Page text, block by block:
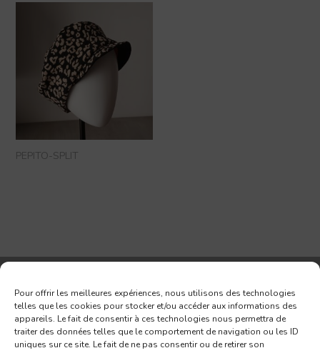
Pour offrir les meilleures expériences, nous utilisons des technologies
telles que les cookies pour stocker et/ou accéder aux informations des
appareils. Le fait de consentir à ces technologies nous permettra de
traiter des données telles que le comportement de navigation ou les ID
uniques sur ce site. Le fait de ne pas consentir ou de retirer son
PEPITO-SPLIT
Abonnez-vous à notre Newsletter